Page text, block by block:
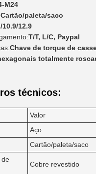
M24
Cartão/paleta/saco
10.9/12.9
T/T, L/C, Paypal
Chave de torque de
totalmente
técnicos:
Valor
Aço
Cartão/paleta/saco
de
Cobre revestido